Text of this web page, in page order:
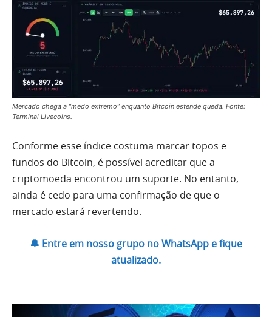
Mercado chega a “medo extremo” enquanto Bitcoin estende queda. Fonte:
Terminal Livecoins.
Conforme esse índice costuma marcar topos e
fundos do Bitcoin, é possível acreditar que a
criptomoeda encontrou um suporte. No entanto,
ainda é cedo para uma confirmação de que o
mercado estará revertendo.
🔔 Entre em nosso grupo no WhatsApp e fique
atualizado.